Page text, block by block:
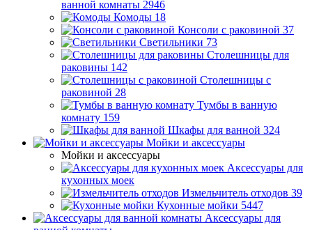
ванной комнаты 2946
Комоды 18
Консоли с раковиной 37
Светильники 73
Столешницы для
раковины 142
Столешницы с
раковиной 28
Тумбы в ванную
комнату 159
Шкафы для ванной 324
Мойки и аксессуары
Мойки и аксессуары
Аксессуары для
кухонных моек
Измельчитель отходов 39
Кухонные мойки 5447
Аксессуары для